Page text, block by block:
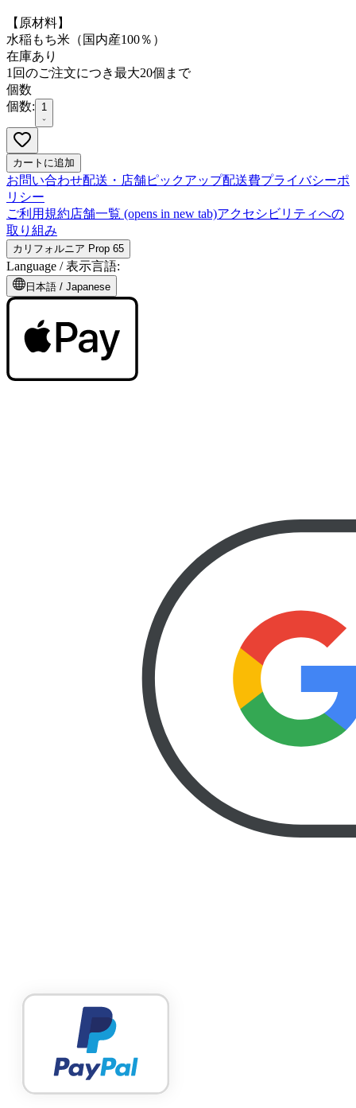
【原材料】
水稲もち米（国内産100％）
在庫あり
1回のご注文につき最大20個まで
個数
個数:
1
カートに追加
お問い合わせ配送・店舗ピックアップ配送費プライバシーポ
リシー
ご利用規約店舗一覧 (opens in new tab)アクセシビリティへの
取り組み
カリフォルニア Prop 65
Language /表示言語:
日本語 / Japanese